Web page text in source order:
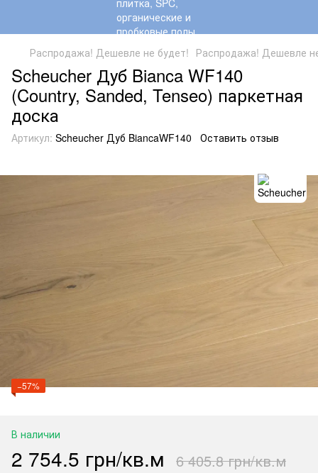
Распродажа! Дешевле не будет! Распродажа! Дешевле
Scheucher Дуб Bianca WF140
(Country, Sanded, Tenseo) паркетная
доска
Артикул: Scheucher Дуб BiancaWF140 Оставить отзыв
−57%
В наличии
2 754.5 грн/кв.м 6 405.8 грн/кв.м